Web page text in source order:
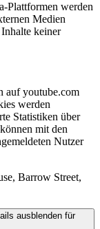
Plattformen werden
Medien
keiner
auf youtube.com
werden
Statistiken über
mit den
Nutzer
Barrow Street,
ausblendenfür